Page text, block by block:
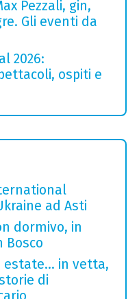
Pezzali, gin,
Gli eventi da
2026:
ospiti e
ad Asti
dormivo, in
Bosco
estate… in vetta,
di